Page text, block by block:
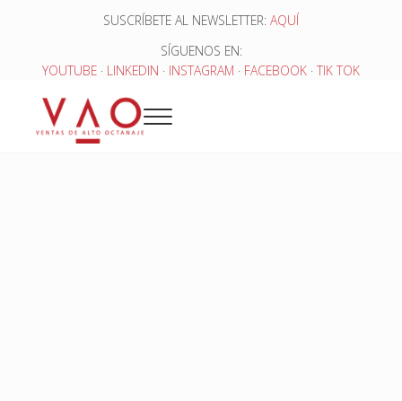
Saltar al contenido principal
Skip to header right navigation
SUSCRÍBETE AL NEWSLETTER: AQUÍ
SÍGUENOS EN:
YOUTUBE · LINKEDIN · INSTAGRAM · FACEBOOK · TIK TOK
Menu